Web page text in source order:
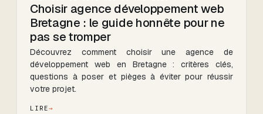
Choisir agence développement web
Bretagne : le guide honnête pour ne
pas se tromper
Découvrez comment choisir une agence de
développement web en Bretagne : critères clés,
questions à poser et pièges à éviter pour réussir
votre projet.
LIRE